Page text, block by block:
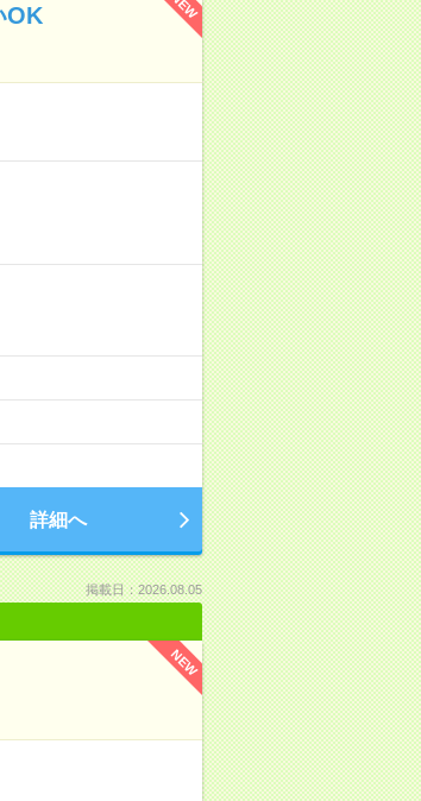
OK
詳細へ
掲載日：2026.08.05
NEW